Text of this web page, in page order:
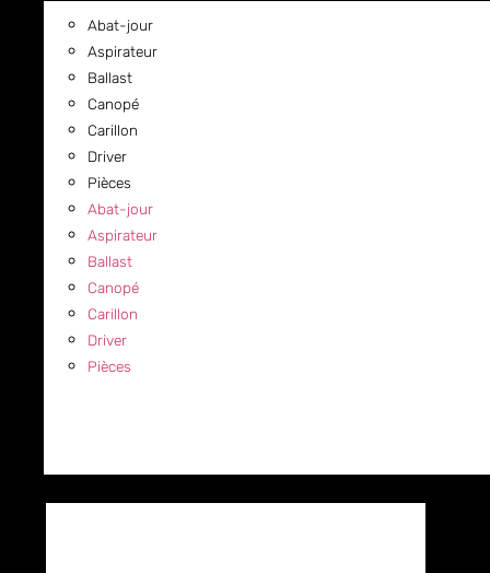
Abat-jour
Aspirateur
Ballast
Canopé
Carillon
Driver
Pièces
Abat-jour
Aspirateur
Ballast
Canopé
Carillon
Driver
Pièces